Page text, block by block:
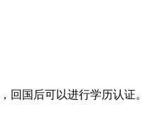
回国后可以进行学历认证。